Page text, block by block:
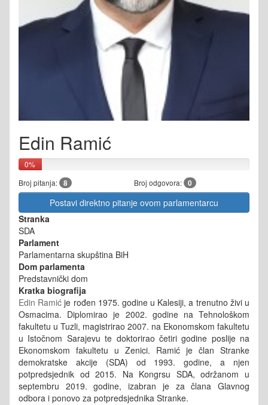
Edin Ramić
0%
Broj pitanja: 8 Broj odgovora: 0
Postavi direktno pitanje ovom parlamentarcu
Stranka
SDA
Parlament
Parlamentarna skupština BiH
Dom parlamenta
Predstavnički dom
Kratka biografija
Edin Ramić je rođen 1975. godine u Kalesiji, a trenutno živi u
Osmacima. Diplomirao je 2002. godine na Tehnološkom
fakultetu u Tuzli, magistrirao 2007. na Ekonomskom fakultetu
u Istočnom Sarajevu te doktorirao četiri godine poslije na
Ekonomskom fakultetu u Zenici. Ramić je član Stranke
demokratske akcije (SDA) od 1993. godine, a njen
potpredsjednik od 2015. Na Kongrsu SDA, održanom u
septembru 2019. godine, izabran je za člana Glavnog
odbora i ponovo za potpredsjednika Stranke.